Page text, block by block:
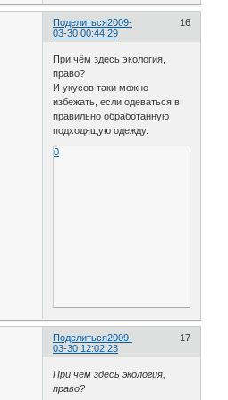
Поделиться 16
2009-
03-30 00:44:29
При чём здесь экология,
право?
И укусов таки можно
избежать, если одеваться в
правильно обработанную
подходящую одежду.
0
Поделиться 17
2009-
03-30 12:02:23
При чём здесь экология,
право?